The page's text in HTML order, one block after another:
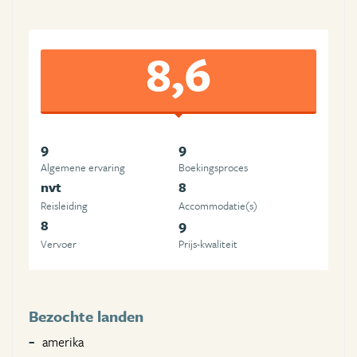
8,6
9
Algemene ervaring
9
Boekingsproces
nvt
Reisleiding
8
Accommodatie(s)
8
Vervoer
9
Prijs-kwaliteit
Bezochte landen
amerika